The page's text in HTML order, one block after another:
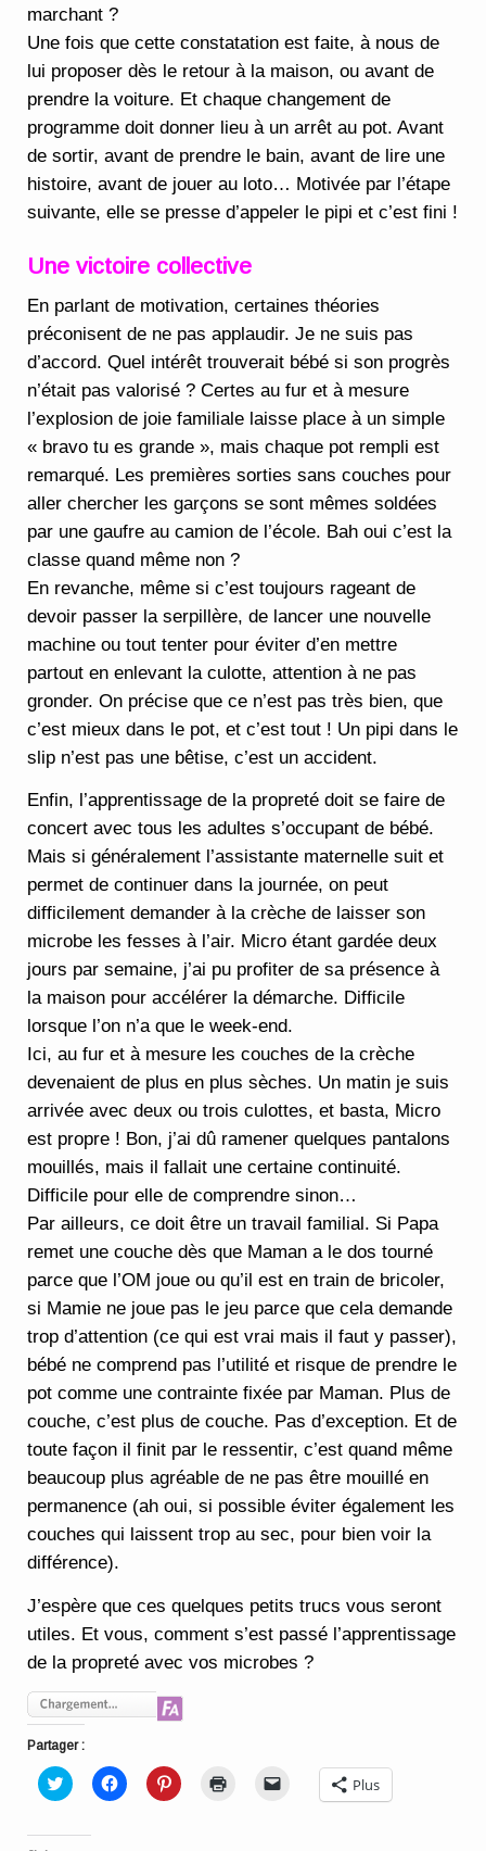
marchant ?
Une fois que cette constatation est faite, à nous de
lui proposer dès le retour à la maison, ou avant de
prendre la voiture. Et chaque changement de
programme doit donner lieu à un arrêt au pot. Avant
de sortir, avant de prendre le bain, avant de lire une
histoire, avant de jouer au loto… Motivée par l’étape
suivante, elle se presse d’appeler le pipi et c’est fini !
Une victoire collective
En parlant de motivation, certaines théories
préconisent de ne pas applaudir. Je ne suis pas
d’accord. Quel intérêt trouverait bébé si son progrès
n’était pas valorisé ? Certes au fur et à mesure
l’explosion de joie familiale laisse place à un simple
« bravo tu es grande », mais chaque pot rempli est
remarqué. Les premières sorties sans couches pour
aller chercher les garçons se sont mêmes soldées
par une gaufre au camion de l’école. Bah oui c’est la
classe quand même non ?
En revanche, même si c’est toujours rageant de
devoir passer la serpillère, de lancer une nouvelle
machine ou tout tenter pour éviter d’en mettre
partout en enlevant la culotte, attention à ne pas
gronder. On précise que ce n’est pas très bien, que
c’est mieux dans le pot, et c’est tout ! Un pipi dans le
slip n’est pas une bêtise, c’est un accident.
Enfin, l’apprentissage de la propreté doit se faire de
concert avec tous les adultes s’occupant de bébé.
Mais si généralement l’assistante maternelle suit et
permet de continuer dans la journée, on peut
difficilement demander à la crèche de laisser son
microbe les fesses à l’air. Micro étant gardée deux
jours par semaine, j’ai pu profiter de sa présence à
la maison pour accélérer la démarche. Difficile
lorsque l’on n’a que le week-end.
Ici, au fur et à mesure les couches de la crèche
devenaient de plus en plus sèches. Un matin je suis
arrivée avec deux ou trois culottes, et basta, Micro
est propre ! Bon, j’ai dû ramener quelques pantalons
mouillés, mais il fallait une certaine continuité.
Difficile pour elle de comprendre sinon…
Par ailleurs, ce doit être un travail familial. Si Papa
remet une couche dès que Maman a le dos tourné
parce que l’OM joue ou qu’il est en train de bricoler,
si Mamie ne joue pas le jeu parce que cela demande
trop d’attention (ce qui est vrai mais il faut y passer),
bébé ne comprend pas l’utilité et risque de prendre le
pot comme une contrainte fixée par Maman. Plus de
couche, c’est plus de couche. Pas d’exception. Et de
toute façon il finit par le ressentir, c’est quand même
beaucoup plus agréable de ne pas être mouillé en
permanence (ah oui, si possible éviter également les
couches qui laissent trop au sec, pour bien voir la
différence).
J’espère que ces quelques petits trucs vous seront
utiles. Et vous, comment s’est passé l’apprentissage
de la propreté avec vos microbes ?
Partager :
Cliquez
pour
Twitter(ouvre
Cliquez
pour
Cliquez
pour
Cliquer
imprimer(ouvre
envoyer
Plus